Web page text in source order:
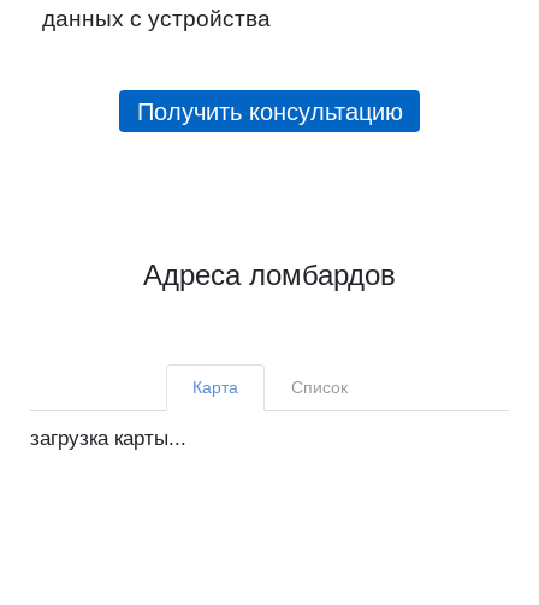
данных с устройства
Получить консультацию
Адреса ломбардов
Карта Список
загрузка карты...